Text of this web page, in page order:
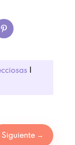
|
Siguiente →